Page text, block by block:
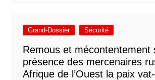
Grand-Dossier Sécurité
Remous et mécontentement
présence des mercenaires
Afrique de l’Ouest la paix